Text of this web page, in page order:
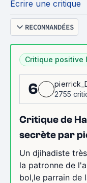
Écrire une critique
RECOMMANDÉES
Critique positive
6
2755
Critique de
secrète par
Un djihadiste
la patronne de
bol,le parrain de